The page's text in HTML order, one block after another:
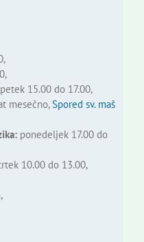
15.00 do 17.00,
mesečno,Spored sv. maš
ponedeljek 17.00 do
10.00 do 13.00,